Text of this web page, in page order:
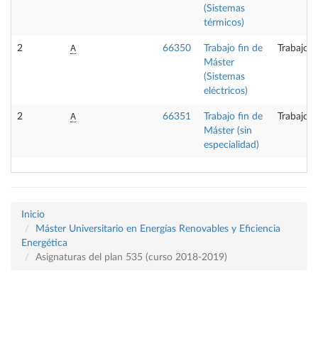
(Sistemas
térmicos)
2 A 66350
Trabajo fin de
Máster
(Sistemas
eléctricos)
Trabajo
2 A 66351
Trabajo fin de
Máster (sin
especialidad)
Trabajo
Inicio
Máster Universitario en Energías Renovables y Eficiencia
Energética
Asignaturas del plan 535 (curso 2018-2019)